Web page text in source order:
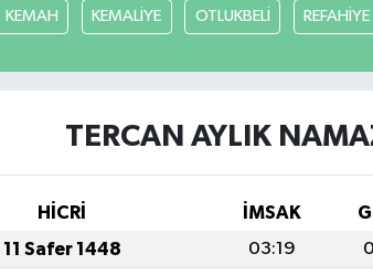
KEMAH KEMALİYE OTLUKBELİ REFAHİYE
TERCAN AYLIK
HİCRİ İMSAK
11 Safer 1448 03:19